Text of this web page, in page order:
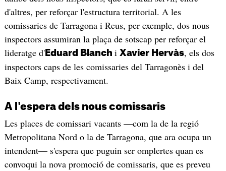
d'altres, per reforçar l'estructura territorial. A les
comissaries de Tarragona i Reus, per exemple, dos nous
inspectors assumiran la plaça de sotscap per reforçar el
lideratge d'Eduard Blanch i Xavier Hervàs, els dos
inspectors caps de les comissaries del Tarragonès i del
Baix Camp, respectivament.
A l'espera dels nous comissaris
Les places de comissari vacants —com la de la regió
Metropolitana Nord o la de Tarragona, que ara ocupa un
intendent— s'espera que puguin ser omplertes quan es
convoqui la nova promoció de comissaris, que es preveu